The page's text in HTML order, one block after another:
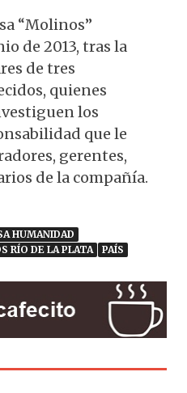
“Molinos”
de 2013, tras la
de tres
quienes
los
que le
gerentes,
de la compañía.
HUMANIDAD
RÍO DE LA PLATA PAÍS